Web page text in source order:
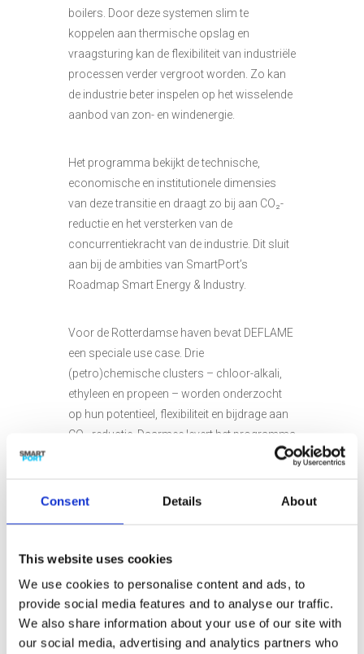
Consent Details About
This website uses cookies
We use cookies to personalise content and ads, to
provide social media features and to analyse our traffic.
We also share information about your use of our site with
our social media, advertising and analytics partners who
boilers. Door deze systemen slim te
koppelen aan thermische opslag en
vraagsturing kan de flexibiliteit van industriële
processen verder vergroot worden. Zo kan
de industrie beter inspelen op het wisselende
aanbod van zon- en windenergie.
Het programma bekijkt de technische,
economische en institutionele dimensies
van deze transitie en draagt zo bij aan CO₂-
reductie en het versterken van de
concurrentiekracht van de industrie. Dit sluit
aan bij de ambities van SmartPort’s
Roadmap Smart Energy & Industry.
Voor de Rotterdamse haven bevat DEFLAME
een speciale use case. Drie
(petro)chemische clusters – chloor-alkali,
ethyleen en propeen – worden onderzocht
op hun potentieel, flexibiliteit en bijdrage aan
CO₂-reductie. Daarmee levert het programma
haven.
AtlasCopco, Cosun, ISPT, Nobian, Oranje
Wind Power II C.V./RWE, SmartPort, Stedin,
TenneT, TNO, TU Delft en TU Eindhoven. Het
project loopt van mei 2025 tot april 2030.